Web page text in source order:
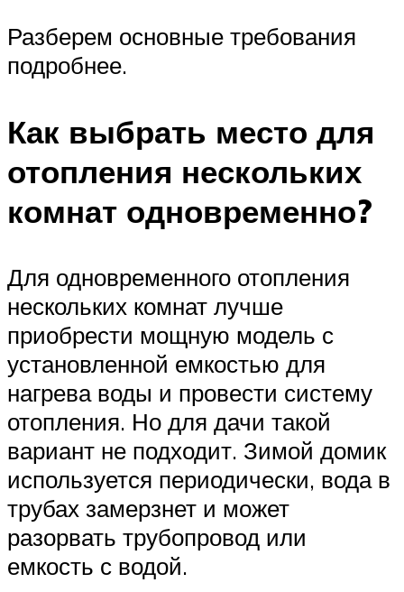
Разберем основные требования
подробнее.
Как выбрать место для
отопления нескольких
комнат одновременно?
Для одновременного отопления
нескольких комнат лучше
приобрести мощную модель с
установленной емкостью для
нагрева воды и провести систему
отопления. Но для дачи такой
вариант не подходит. Зимой домик
используется периодически, вода в
трубах замерзнет и может
разорвать трубопровод или
емкость с водой.